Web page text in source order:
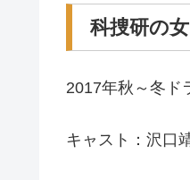
科捜研の
2017年秋～冬ド
キャスト：沢口